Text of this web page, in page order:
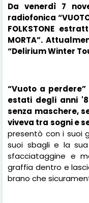
Da venerdì 7
radiofonica
FOLKSTONE
MORTA”.
“Delirium Winter
“Vuoto a
estati degli anni
senza maschere,
viveva tra sogni e
presentò con i suoi
suoi sbagli e la
sfacciataggine e
graffia dentro e
brano che